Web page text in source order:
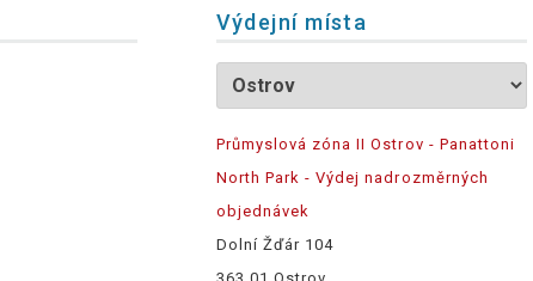
Výdejní místa
Průmyslová zóna II Ostrov - Panattoni
North Park - Výdej nadrozměrných
objednávek
Dolní Žďár 104